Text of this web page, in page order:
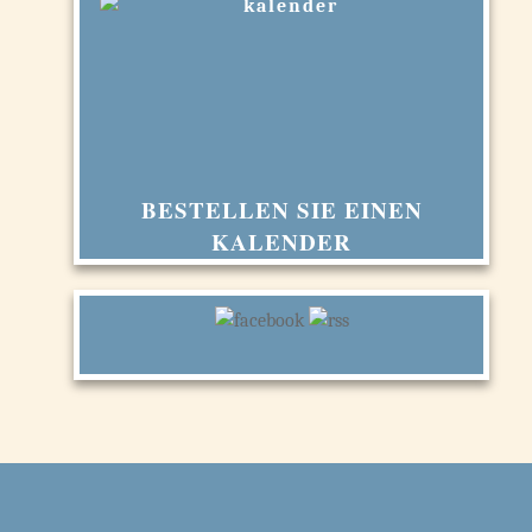
BESTELLEN SIE EINEN
KALENDER